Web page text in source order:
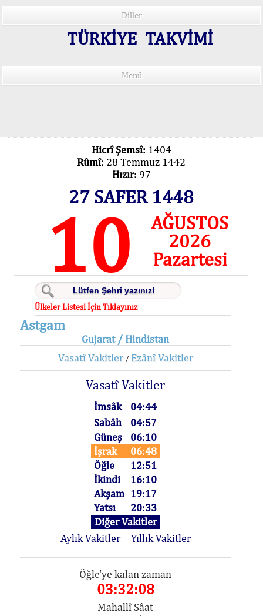
Diller
TÜRKİYE TAKVİMİ
Menü
Hicrî Şemsî: 1404
Rûmî: 28 Temmuz 1442
Hızır: 97
27 SAFER 1448
10
AĞUSTOS
2026
Pazartesi
Ülkeler Listesi İçin Tıklayınız
Astgam
Gujarat / Hindistan
Vasatî Vakitler/ Ezânî Vakitler
Vasatî Vakitler
İmsâk
04:44
Sabâh
04:57
Güneş
06:10
İşrak
06:48
Öğle
12:51
İkindi
16:10
Akşam 19:17
Yatsı
20:33
Diğer Vakitler
Aylık Vakitler
Yıllık Vakitler
Öğle'ye kalan zaman
03:32:08
Mahallî Sâat